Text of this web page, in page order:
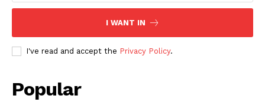
I WANT IN
I've read and accept the Privacy Policy.
Popular